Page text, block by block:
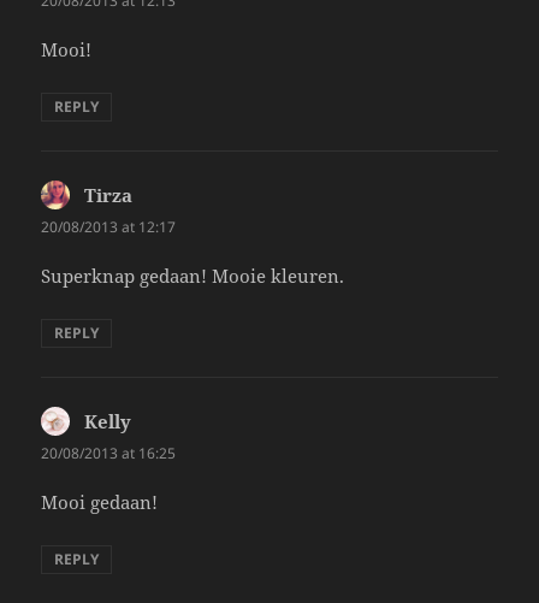
Mooi!
REPLY
Tirza
20/08/2013 at 12:17
Superknap gedaan! Mooie kleuren.
REPLY
Kelly
20/08/2013 at 16:25
Mooi gedaan!
REPLY